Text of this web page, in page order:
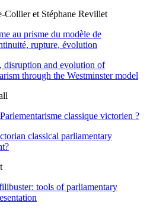
Collieret Stéphane Revillet
au prisme du modèle de
rupture, évolution
disruption and evolution of
through the Westminster model
classique victorien ?
classical parliamentary
tools of parliamentary